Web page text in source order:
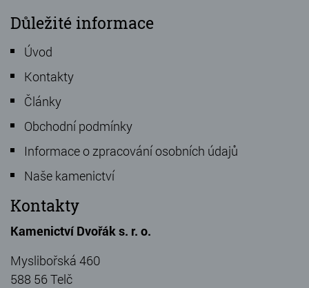
Důležité informace
Úvod
Kontakty
Články
Obchodní podmínky
Informace o zpracování osobních údajů
Naše kamenictví
Kontakty
Kamenictví Dvořák s. r. o.
Myslibořská 460
588 56 Telč